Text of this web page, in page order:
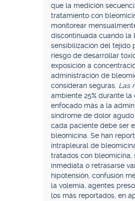
que la medición
tratamiento con
monitorear
discontinuada cuando la
sensibilización del tejido
riesgo de desarrollar
exposición a
administración de
consideran seguras. Las
ambiente 25% durante
enfocado más a la
síndrome de dolor
cada paciente debe ser
bleomicina. Se han
intrapleural de
tratados con bleomicina,
inmediata o retrasarse
hipotensión, confusión
la volemia, agentes
los más reportados, en